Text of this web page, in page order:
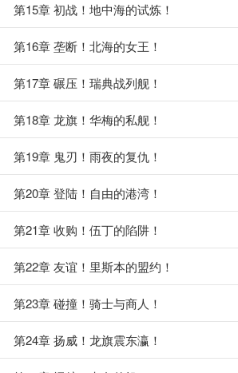
第15章 初战！地中海的试炼！
第16章 垄断！北海的女王！
第17章 碾压！瑞典战列舰！
第18章 龙旗！华梅的私舰！
第19章 鬼刃！雨夜的复仇！
第20章 登陆！自由的港湾！
第21章 收购！伍丁的陷阱！
第22章 友谊！里斯本的盟约！
第23章 碰撞！骑士与商人！
第24章 扬威！龙旗震东瀛！